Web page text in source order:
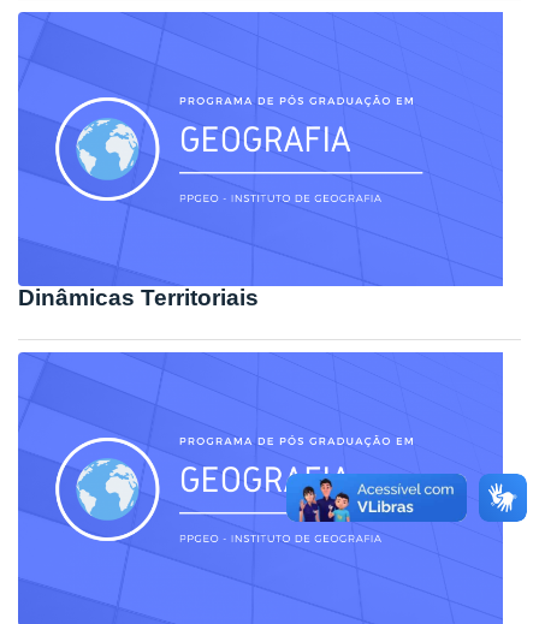
Dinâmicas Territoriais